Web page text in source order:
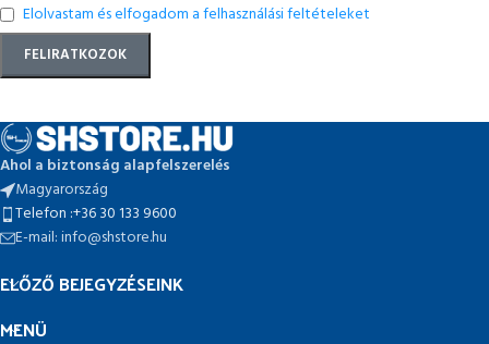
Elolvastam és elfogadom a felhasználási feltételeket
Ahol a biztonság alapfelszerelés
Magyarország
Telefon :+36 30 133 9600
E-mail: info@shstore.hu
ELŐZŐ BEJEGYZÉSEINK
MENÜ